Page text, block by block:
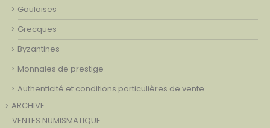
Gauloises
Grecques
Byzantines
Monnaies de prestige
Authenticité et conditions particulières de vente
ARCHIVE
VENTES NUMISMATIQUE